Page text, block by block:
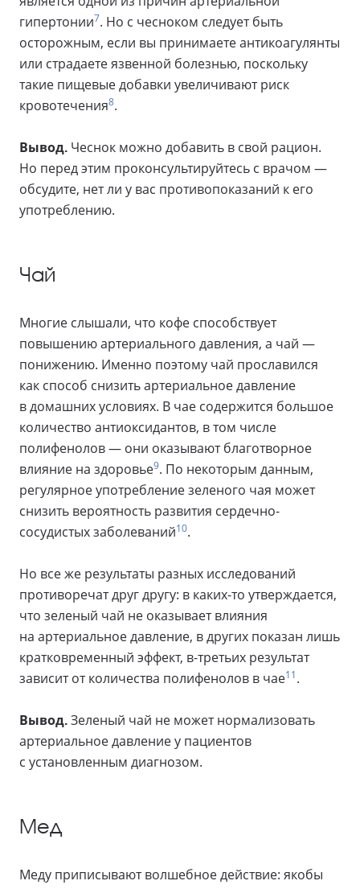
гипертонии7. Но с чесноком следует быть
осторожным, если вы принимаете антикоагулянты
или страдаете язвенной болезнью, поскольку
такие пищевые добавки увеличивают риск
кровотечения8.
Вывод. Чеснок можно добавить в свой рацион.
Но перед этим проконсультируйтесь с врачом —
обсудите, нет ли у вас противопоказаний к его
употреблению.
Чай
Многие слышали, что кофе способствует
повышению артериального давления, а чай —
понижению. Именно поэтому чай прославился
как способ снизить артериальное давление
в домашних условиях. В чае содержится большое
количество антиоксидантов, в том числе
полифенолов — они оказывают благотворное
влияние на здоровье9. По некоторым данным,
регулярное употребление зеленого чая может
снизить вероятность развития сердечно-
сосудистых заболеваний10.
Но все же результаты разных исследований
противоречат друг другу: в каких-то утверждается,
что зеленый чай не оказывает влияния
на артериальное давление, в других показан лишь
кратковременный эффект, в-третьих результат
зависит от количества полифенолов в чае11.
Вывод.Зеленый чай не может нормализовать
артериальное давление у пациентов
с установленным диагнозом.
Мед
Меду приписывают волшебное действие: якобы